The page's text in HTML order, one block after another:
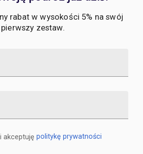
rabat w wysokości 5% na swój
pierwszy zestaw.
akceptuję politykę prywatności